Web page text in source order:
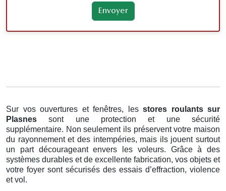
Sur vos ouvertures et fenêtres, les stores roulants sur
Plasnessont une protection et une sécurité
supplémentaire. Non seulement ils préservent votre maison
du rayonnement et des intempéries, mais ils jouent surtout
un part décourageant envers les voleurs. Grâce à des
systèmes durables et de excellente fabrication, vos objets et
votre foyer sont sécurisés des essais d’effraction, violence
et vol.